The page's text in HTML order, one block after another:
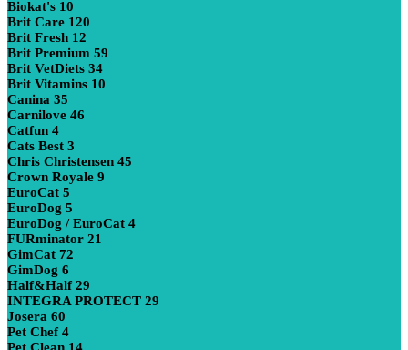
Biokat's 10
Brit Care 120
Brit Fresh 12
Brit Premium 59
Brit VetDiets 34
Brit Vitamins 10
Canina 35
Carnilove 46
Catfun 4
Cats Best 3
Chris Christensen 45
Crown Royale 9
EuroCat 5
EuroDog 5
EuroDog / EuroCat 4
FURminator 21
GimCat 72
GimDog 6
Half&Half 29
INTEGRA PROTECT 29
Josera 60
Pet Chef 4